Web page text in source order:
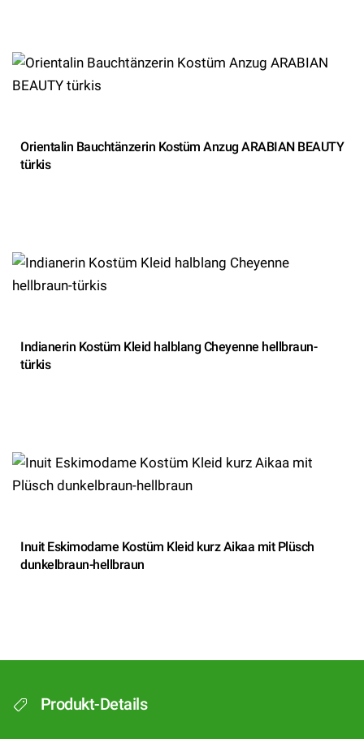
Orientalin Bauchtänzerin Kostüm Anzug ARABIAN BEAUTY
türkis
Indianerin Kostüm Kleid halblang Cheyenne hellbraun-
türkis
Inuit Eskimodame Kostüm Kleid kurz Aikaa mit Plüsch
dunkelbraun-hellbraun
Produkt-Details